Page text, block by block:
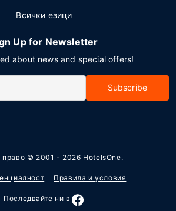
Всички езици
Up for Newsletter
about news and special offers!
Subscribe
право © 2001 - 2026 HotelsOne.
Правила и условия
Последвайте ни в